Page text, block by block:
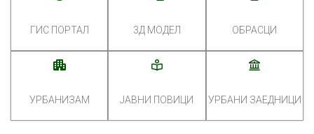
ГИС ПОРТАЛ 3Д МОДЕЛ ОБРАСЦИ
УРБАНИЗАМ ЈАВНИ ПОВИЦИ УРБАНИ ЗАЕДНИЦИ